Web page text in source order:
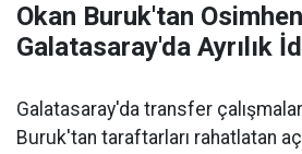
Okan Buruk'tan
Galatasaray'da Ayrılık
Galatasaray'da transfer
Buruk'tan taraftarları rahatlatan